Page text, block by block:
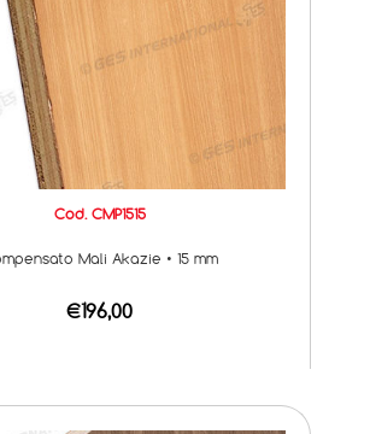
Cod. CMP1515
Mali Akazie • 15 mm
€196,00